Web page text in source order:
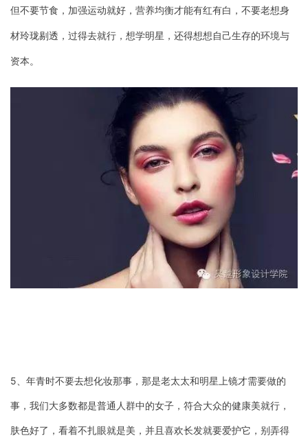
但不要节食，加强运动就好，营养均衡才能有红有白，不要老想身
材玲珑剔透，过得去就行，想学明星，还得想想自己生存的环境与
资本。
5、年青时不要去想化妆那事，那是老太太和明星上镜才需要做的
事，我们大多数都是普通人群中的女子，符合大众的健康美就行，
肤色好了，看着不扎眼就是美，并且喜欢长发就要爱护它，别弄得